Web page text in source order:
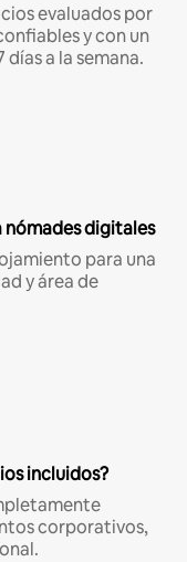
evaluados por
y con un
a la semana.
nómades digitales
para una
y área de
incluidos?
corporativos,